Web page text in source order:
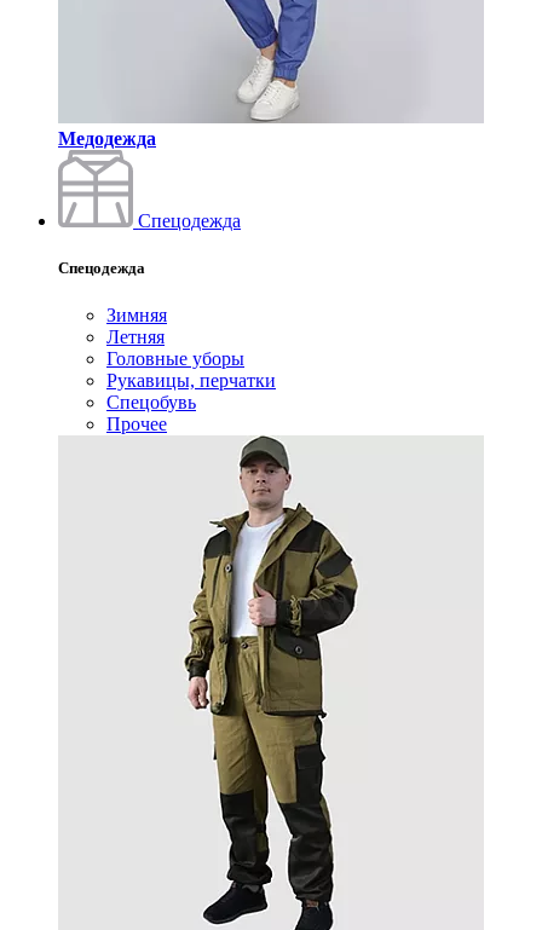
Медодежда
Спецодежда
Спецодежда
Зимняя
Летняя
Головные уборы
Рукавицы, перчатки
Спецобувь
Прочее